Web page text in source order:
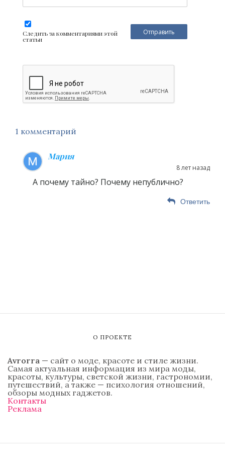
Следить за комментариями этой
статьи
1 комментарий
Мария
8 лет назад
А почему тайно? Почему непублично?
Ответить
О ПРОЕКТЕ
Avrorra — сайт о моде, красоте и стиле жизни.
Самая актуальная информация из мира моды,
красоты, культуры, светской жизни, гастрономии,
путешествий, а также — психология отношений,
обзоры модных гаджетов.
Контакты
Реклама